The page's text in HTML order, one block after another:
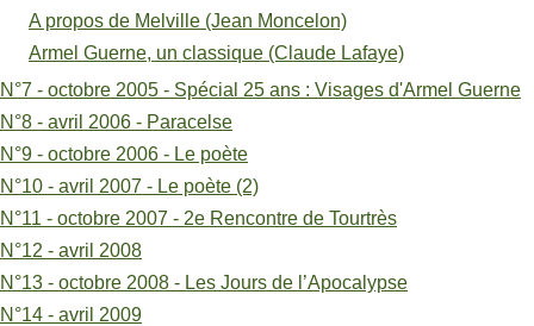
A propos de Melville (Jean Moncelon)
Armel Guerne, un classique (Claude Lafaye)
N°7 - octobre 2005 - Spécial 25 ans : Visages d'Armel Guerne
N°8 - avril 2006 - Paracelse
N°9 - octobre 2006 - Le poète
N°10 - avril 2007 - Le poète (2)
N°11 - octobre 2007 - 2e Rencontre de Tourtrès
N°12 - avril 2008
N°13 - octobre 2008 - Les Jours de l’Apocalypse
N°14 - avril 2009